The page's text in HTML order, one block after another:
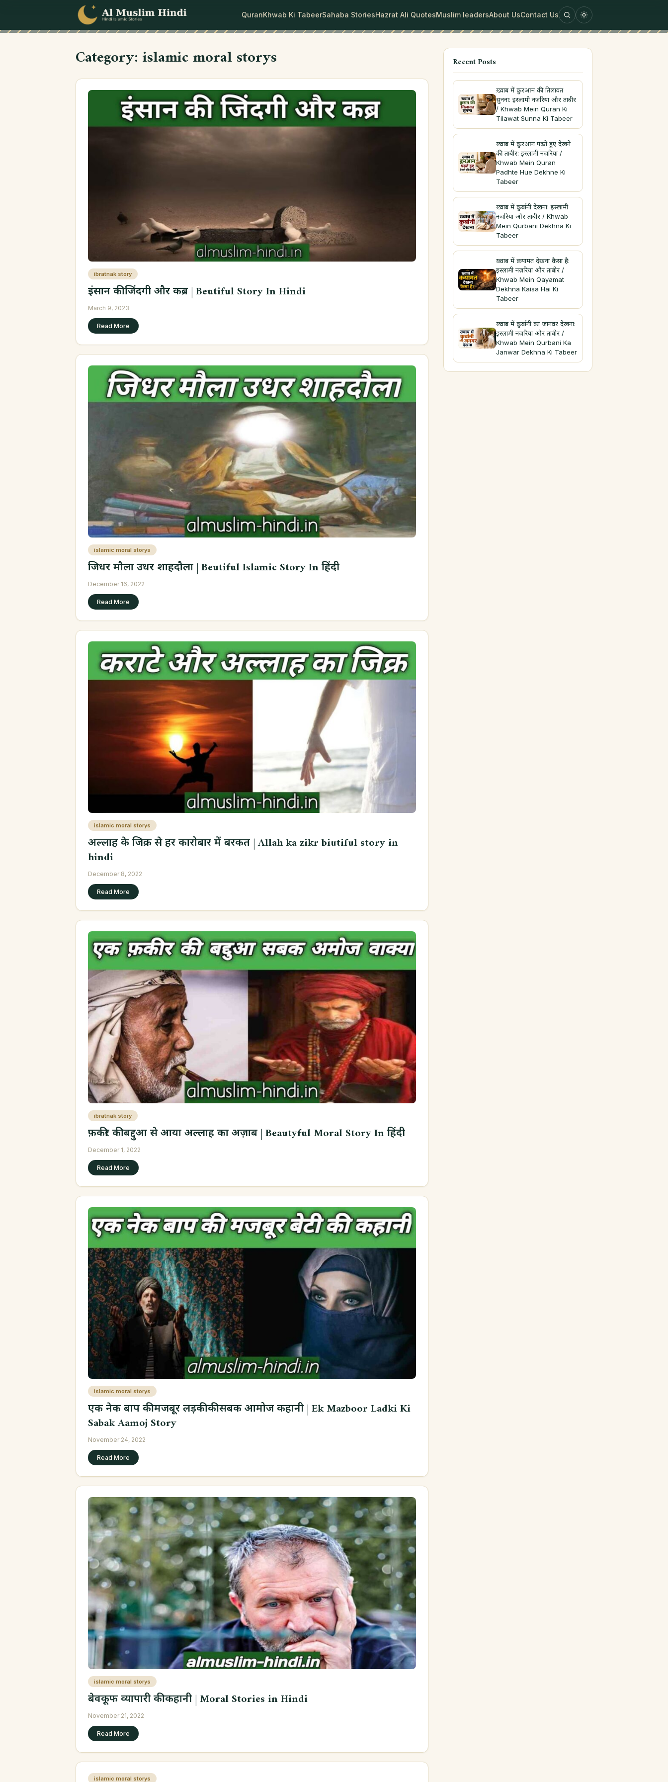
QuranKhwab Ki TabeerSahaba StoriesHazrat Ali QuotesMuslim leadersAbout UsContact Us
Category: islamic moral storys
ibratnak story
इंसान की जिंदगी और कब्र | Beutiful Story In Hindi
March 9, 2023
Read More
islamic moral storys
जिधर मौला उधर शाहदौला | Beutiful Islamic Story In हिंदी
December 16, 2022
Read More
islamic moral storys
अल्लाह के जिक्र से हर कारोबार में बरकत | Allah ka zikr biutiful story in
hindi
December 8, 2022
Read More
ibratnak story
फ़कीर की बद्दुआ से आया अल्लाह का अज़ाब | Beautyful Moral Story In हिंदी
December 1, 2022
Read More
islamic moral storys
एक नेक बाप की मजबूर लड़की की सबक आमोज कहानी | Ek Mazboor Ladki Ki
Sabak Aamoj Story
November 24, 2022
Read More
islamic moral storys
बेवकूफ व्यापारी की कहानी | Moral Stories in Hindi
November 21, 2022
Read More
islamic moral storys
Recent Posts
ख़्वाब में क़ुरआन की तिलावत
सुनना: इस्लामी नज़रिया और ताबीर
/ Khwab Mein Quran Ki
Tilawat Sunna Ki Tabeer
ख़्वाब में क़ुरआन पढ़ते हुए देखने
की ताबीर: इस्लामी नज़रिया /
Khwab Mein Quran
Padhte Hue Dekhne Ki
Tabeer
ख़्वाब में क़ुर्बानी देखना: इस्लामी
नज़रिया और ताबीर / Khwab
Mein Qurbani Dekhna Ki
Tabeer
ख़्वाब में क़यामत देखना कैसा है:
इस्लामी नज़रिया और ताबीर /
Khwab Mein Qayamat
Dekhna Kaisa Hai Ki
Tabeer
ख़्वाब में क़ुर्बानी का जानवर देखना:
इस्लामी नज़रिया और ताबीर /
Khwab Mein Qurbani Ka
Janwar Dekhna Ki Tabeer